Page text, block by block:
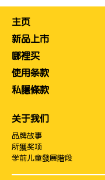
主页
新品上市
哪裡买
使用条款
私隱條款
关于我们
品牌故事
所獲奖项
学前儿童發展階段